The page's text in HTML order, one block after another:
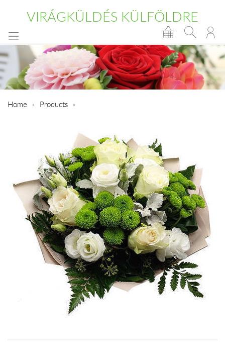
VIRÁGKÜLDÉS KÜLFÖLDRE
Home Products